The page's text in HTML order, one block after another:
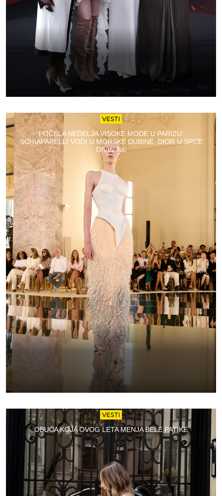
VESTI
POČELA NEDELJA VISOKE MODE U PARIZU:
SCHIAPARELLI VODI U MORSKE DUBINE, DIOR U SRCE
DIVLJINE
VESTI
OBUĆA KOJA OVOG LETA MENJA BELE PATIKE